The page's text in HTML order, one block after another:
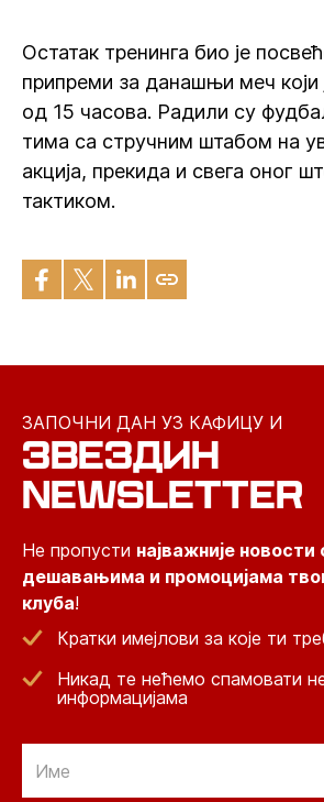
Остатак тренинга био је
припреми за данашњи меч који
од 15 часова. Радили су
тима са стручним штабом на
акција, прекида и свега оног
тактиком.
ЗАПОЧНИ ДАН УЗ КАФИЦУ И
ЗВЕЗДИН
NEWSLETTER
Не пропусти најважније
дешавањима и промоцијама
клуба!
Кратки имејлови за које ти
Никад те нећемо спамовати
информацијама